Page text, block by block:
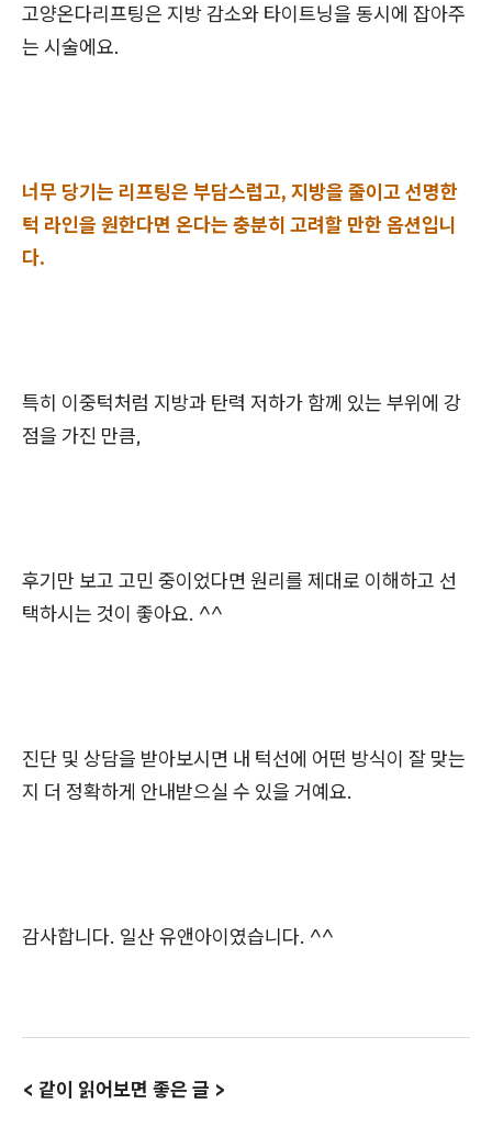
고양온다리프팅은 지방 감소와 타이트닝을 동시에 잡아주
는 시술에요.
너무 당기는 리프팅은 부담스럽고, 지방을 줄이고 선명한
턱 라인을 원한다면 온다는 충분히 고려할 만한 옵션입니
다.
특히 이중턱처럼 지방과 탄력 저하가 함께 있는 부위에 강
점을 가진 만큼,
후기만 보고 고민 중이었다면 원리를 제대로 이해하고 선
택하시는 것이 좋아요. ^^
진단 및 상담을 받아보시면 내 턱선에 어떤 방식이 잘 맞는
지 더 정확하게 안내받으실 수 있을 거예요.
감사합니다. 일산 유앤아이였습니다. ^^
< 같이 읽어보면 좋은 글 >